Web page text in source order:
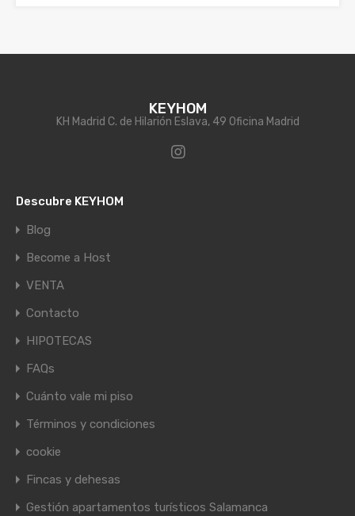
KEYHOM
KH Madrid C. de Hilarión Eslava, 49 Oficina Madrid
Descubre KEYHOM
Blog
Become a Host
VENTA
Contacto
HIPOTECAS
FAQs
Cuánto vale mi piso
Términos y condiciones
cookie
Fincas y dehesas
Gestión apartamentos turísticos Salamanca